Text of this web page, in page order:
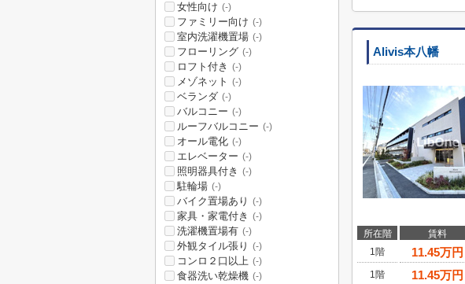
Alivis本八幡
所在階 賃料
1階
11.45万円
1階
11.45万円
女性向け (-)
ファミリー向け (-)
室内洗濯機置場 (-)
フローリング (-)
ロフト付き (-)
メゾネット (-)
ベランダ (-)
バルコニー (-)
ルーフバルコニー (-)
オール電化 (-)
エレベーター (-)
照明器具付き (-)
駐輪場 (-)
バイク置場あり (-)
家具・家電付き (-)
洗濯機置場有 (-)
外観タイル張り (-)
コンロ２口以上 (-)
食器洗い乾燥機 (-)